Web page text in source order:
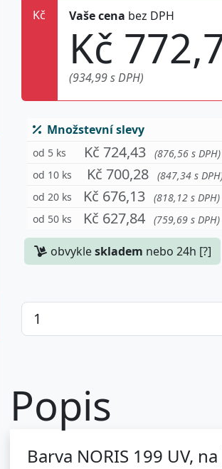
Kč
Vaše cena bez DPH
Kč
(934,99 s DPH)
Množstevní slevy
od 5 ks Kč 724,43 (876,56 s DPH)
od 10 ks Kč 700,28 (847,34 s
od 20 ks Kč 676,13 (818,12 s DPH)
od 50 ks Kč 627,84 (759,69 s DPH)
obvykleskladem nebo 24h [?]
Popis
Barva NORIS 199 UV,